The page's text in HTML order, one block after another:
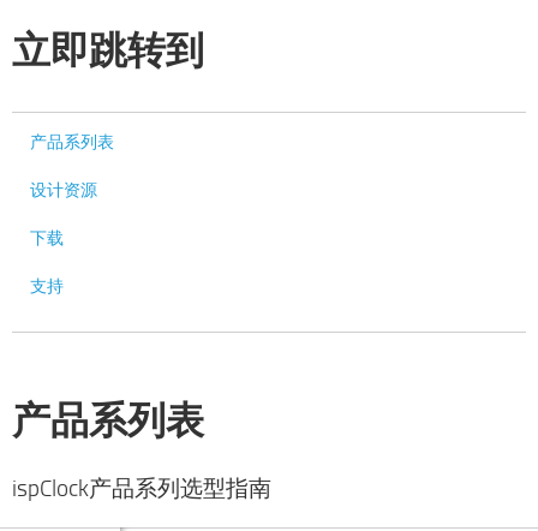
立即跳转到
产品系列表
设计资源
下载
支持
产品系列表
ispClock产品系列选型指南